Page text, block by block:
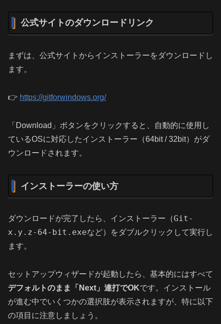
公式サイトのダウンロードリンク
まずは、公式サイトからインストーラーをダウンロードし
ます。
👉 https://gitforwindows.org/
「Download」ボタンをクリックすると、自動的に使用し
ているOSに対応したインストーラー（64bit / 32bit）がダ
ウンロードされます。
インストーラーの使い方
ダウンロードが完了したら、インストーラー（Git-
x.y.z-64-bit.exeなど）をダブルクリックして実行し
ます。
セットアップウィザードが起動したら、基本的にはすべて
デフォルトのまま「Next」連打でOKです。インストール
が進む中でいくつかの選択肢が表示されますが、特に以下
の項目に注意しましょう。